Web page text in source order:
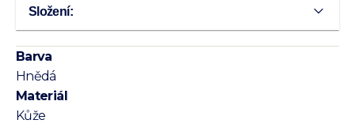
Složení:
Barva
Hnědá
Materiál
Kůže